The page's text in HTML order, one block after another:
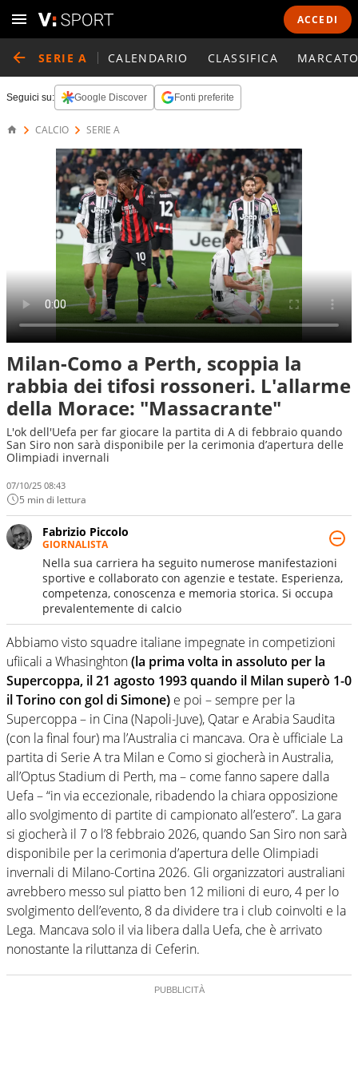
ACCEDI
SERIE A CALENDARIO CLASSIFICA
Seguici su: Google Discover Fonti preferite
CALCIO SERIE A
Milan-Como a Perth, scoppia la
rabbia dei tifosi rossoneri. L'allarme
della Morace: "Massacrante"
L'ok dell'Uefa per far giocare la partita di A di febbraio quando
San Siro non sarà disponibile per la cerimonia d’apertura delle
Olimpiadi invernali
07/10/25 08:43
5 min di lettura
Fabrizio Piccolo
GIORNALISTA
Nella sua carriera ha seguito numerose manifestazioni
sportive e collaborato con agenzie e testate. Esperienza,
competenza, conoscenza e memoria storica. Si occupa
prevalentemente di calcio
Abbiamo visto squadre italiane impegnate in competizioni
ufiicali a Whasinghton(la prima volta in assoluto per la
Supercoppa, il 21 agosto 1993 quando il Milan superò 1-0
il Torino con gol di Simone) e poi – sempre per la
Supercoppa – in Cina (Napoli-Juve), Qatar e Arabia Saudita
(con la final four) ma l’Australia ci mancava. Ora è ufficiale La
partita di Serie A tra Milan e Como si giocherà in Australia,
all’Optus Stadium di Perth, ma – come fanno sapere dalla
Uefa – “in via eccezionale, ribadendo la chiara opposizione
allo svolgimento di partite di campionato all’estero”. La gara
si giocherà il 7 o l’8 febbraio 2026, quando San Siro non sarà
disponibile per la cerimonia d’apertura delle Olimpiadi
invernali di Milano-Cortina 2026. Gli organizzatori australiani
avrebbero messo sul piatto ben 12 milioni di euro, 4 per lo
svolgimento dell’evento, 8 da dividere tra i club coinvolti e la
Lega. Mancava solo il via libera dalla Uefa, che è arrivato
nonostante la riluttanza di Ceferin.